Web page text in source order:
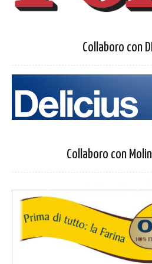
Collaboro con
Collaboro con